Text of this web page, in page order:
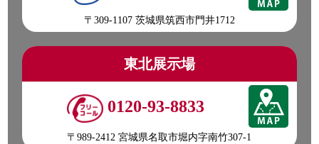
〒309-1107 茨城県筑西市門井1712
東北展示場
0120-93-8833
〒989-2412 宮城県名取市堀内字南竹307-1